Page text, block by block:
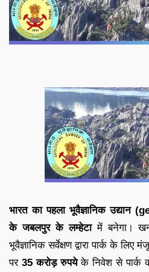
भारत का पहला भूवैज्ञानिक उद्यान
के जबलपुर के लम्हेटामें बनेगा।
भूवैज्ञानिक सर्वेक्षण द्वारा पार्क के
पर 35 करोड़ रुपयेके निवेश से पार्क